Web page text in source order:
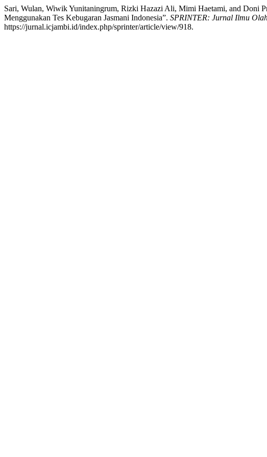
Sari, Wulan, Wiwik Yunitaningrum, Rizki Hazazi Ali, Mimi Haetami, and Doni
Menggunakan Tes Kebugaran Jasmani Indonesia”. SPRINTER: Jurnal Ilmu
https://jurnal.icjambi.id/index.php/sprinter/article/view/918.